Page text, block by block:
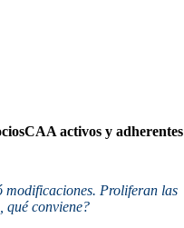
activos y adherentes
modificaciones. Proliferan las
qué conviene?